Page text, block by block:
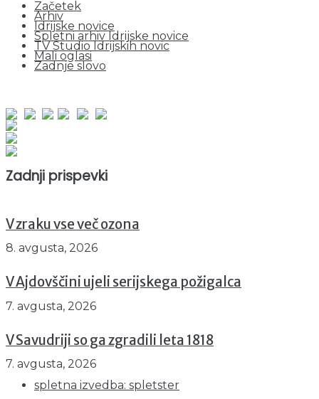
Začetek
Arhiv
Idrijske novice
Spletni arhiv Idrijske novice
TV Studio Idrijskih novic
Mali oglasi
Zadnje slovo
Zadnji prispevki
V zraku vse več ozona
8. avgusta, 2026
V Ajdovščini ujeli serijskega požigalca
7. avgusta, 2026
V Savudriji so ga zgradili leta 1818
7. avgusta, 2026
spletna izvedba: spletster